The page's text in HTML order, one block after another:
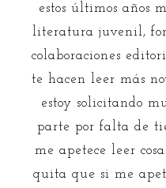
estos últimos años
literatura juvenil,
colaboraciones
te hacen leer más
estoy solicitando
parte por falta de
me apetece leer
quita que si me